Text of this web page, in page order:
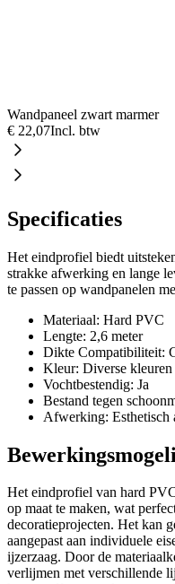
Wandpaneel zwart marmer
€ 22,07Incl. btw
Specificaties
Het eindprofiel biedt
strakke afwerking en lange
te passen op wandpanelen
Materiaal: Hard PVC
Lengte: 2,6 meter
Dikte Compatibiliteit:
Kleur: Diverse kleuren
Vochtbestendig: Ja
Bestand tegen
Afwerking: Esthetisch
Het eindprofiel van hard
op maat te maken, wat
decoratieprojecten. Het kan
aangepast aan individuele
ijzerzaag. Door de
verlijmen met verschillende